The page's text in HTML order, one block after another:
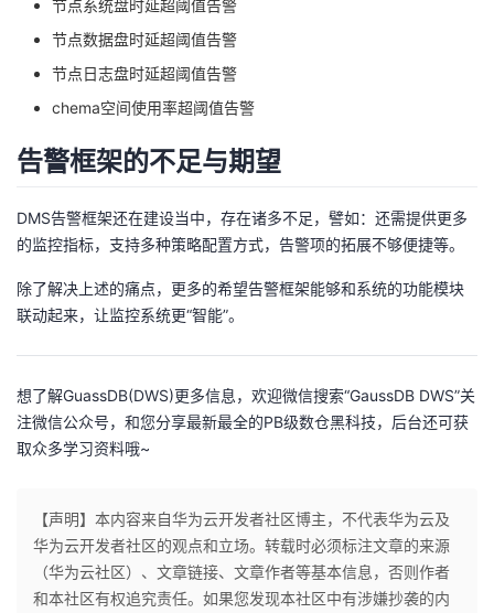
节点系统盘时延超阈值告警
节点数据盘时延超阈值告警
节点日志盘时延超阈值告警
chema空间使用率超阈值告警
告警框架的不足与期望
DMS告警框架还在建设当中，存在诸多不足，譬如：还需提供更多
的监控指标，支持多种策略配置方式，告警项的拓展不够便捷等。
除了解决上述的痛点，更多的希望告警框架能够和系统的功能模块
联动起来，让监控系统更“智能”。
想了解GuassDB(DWS)更多信息，欢迎微信搜索“GaussDB DWS”关
注微信公众号，和您分享最新最全的PB级数仓黑科技，后台还可获
取众多学习资料哦~
【声明】本内容来自华为云开发者社区博主，不代表华为云及
华为云开发者社区的观点和立场。转载时必须标注文章的来源
（华为云社区）、文章链接、文章作者等基本信息，否则作者
和本社区有权追究责任。如果您发现本社区中有涉嫌抄袭的内